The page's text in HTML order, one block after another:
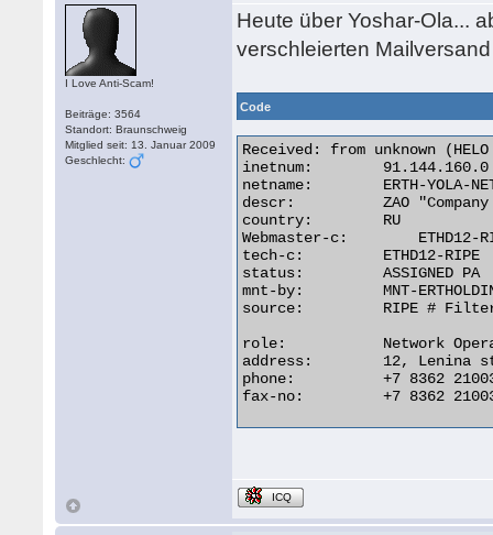
I Love Anti-Scam!
Beiträge: 3564
Standort: Braunschweig
Mitglied seit: 13. Januar 2009
Geschlecht:
Heute über Yoshar-Ola...
verschleierten
Code
Received: from unknown
inetnum:
netname:        ERTH-YOLA-
descr:          ZAO
country:        RU
Webmaster-c:        ETHD12-
tech-c:         ETHD12-RIPE
status:         ASSIGNED PA
mnt-by:         MNT-
source:         RIPE #
role:           Network
address:        12, Lenina
phone:          +7 8362
fax-no:         +7 8362
ICQ